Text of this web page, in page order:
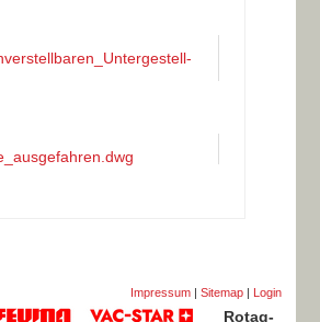
Impressum| Sitemap| Login
Rotag-